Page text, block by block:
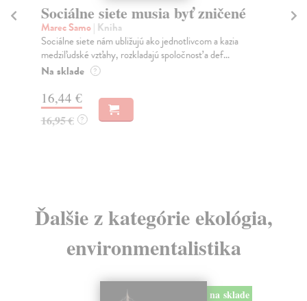
Sociálne siete musia byť zničené
Marec Samo| Kniha
Sociálne siete nám ubližujú ako jednotlivcom a kazia
medziľudské vzťahy, rozkladajú spoločnosť a def...
Na sklade ?
16,44 €
16,95 € ?
Ďalšie z kategórie ekológia,
environmentalistika
na sklade